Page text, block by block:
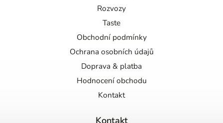
Rozvozy
Taste
Obchodní podmínky
Ochrana osobních údajů
Doprava & platba
Hodnocení obchodu
Kontakt